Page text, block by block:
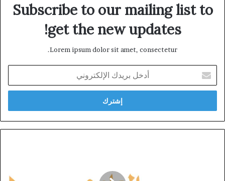
Subscribe to our mailing list to
get the new updates!
Lorem ipsum dolor sit amet, consectetur.
بريدك
الإلكتروني